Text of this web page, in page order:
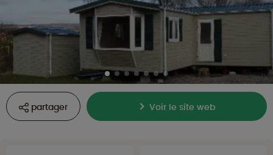
partager Voir le site web